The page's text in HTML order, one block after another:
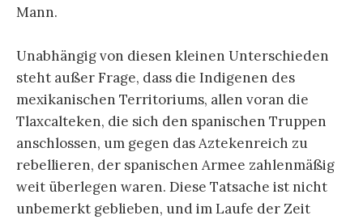
Mann.
Unabhängig von diesen kleinen Unterschieden
steht außer Frage, dass die Indigenen des
mexikanischen Territoriums, allen voran die
Tlaxcalteken, die sich den spanischen Truppen
anschlossen, um gegen das Aztekenreich zu
rebellieren, der spanischen Armee zahlenmäßig
weit überlegen waren. Diese Tatsache ist nicht
unbemerkt geblieben, und im Laufe der Zeit